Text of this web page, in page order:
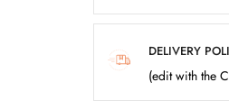
DELIVERY
(edit with the